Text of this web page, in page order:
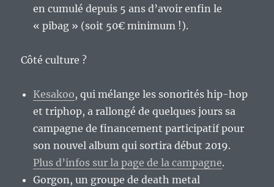
en cumulé depuis 5 ans d’avoir enfin le
« pibag » (soit 50€ minimum !).
Côté culture ?
Kesakoo, qui mélange les sonorités hip-hop
et triphop, a rallongé de quelques jours sa
campagne de financement participatif pour
son nouvel album qui sortira début 2019.
Plus d’infos sur la page de la campagne.
Gorgon, un groupe de death metal